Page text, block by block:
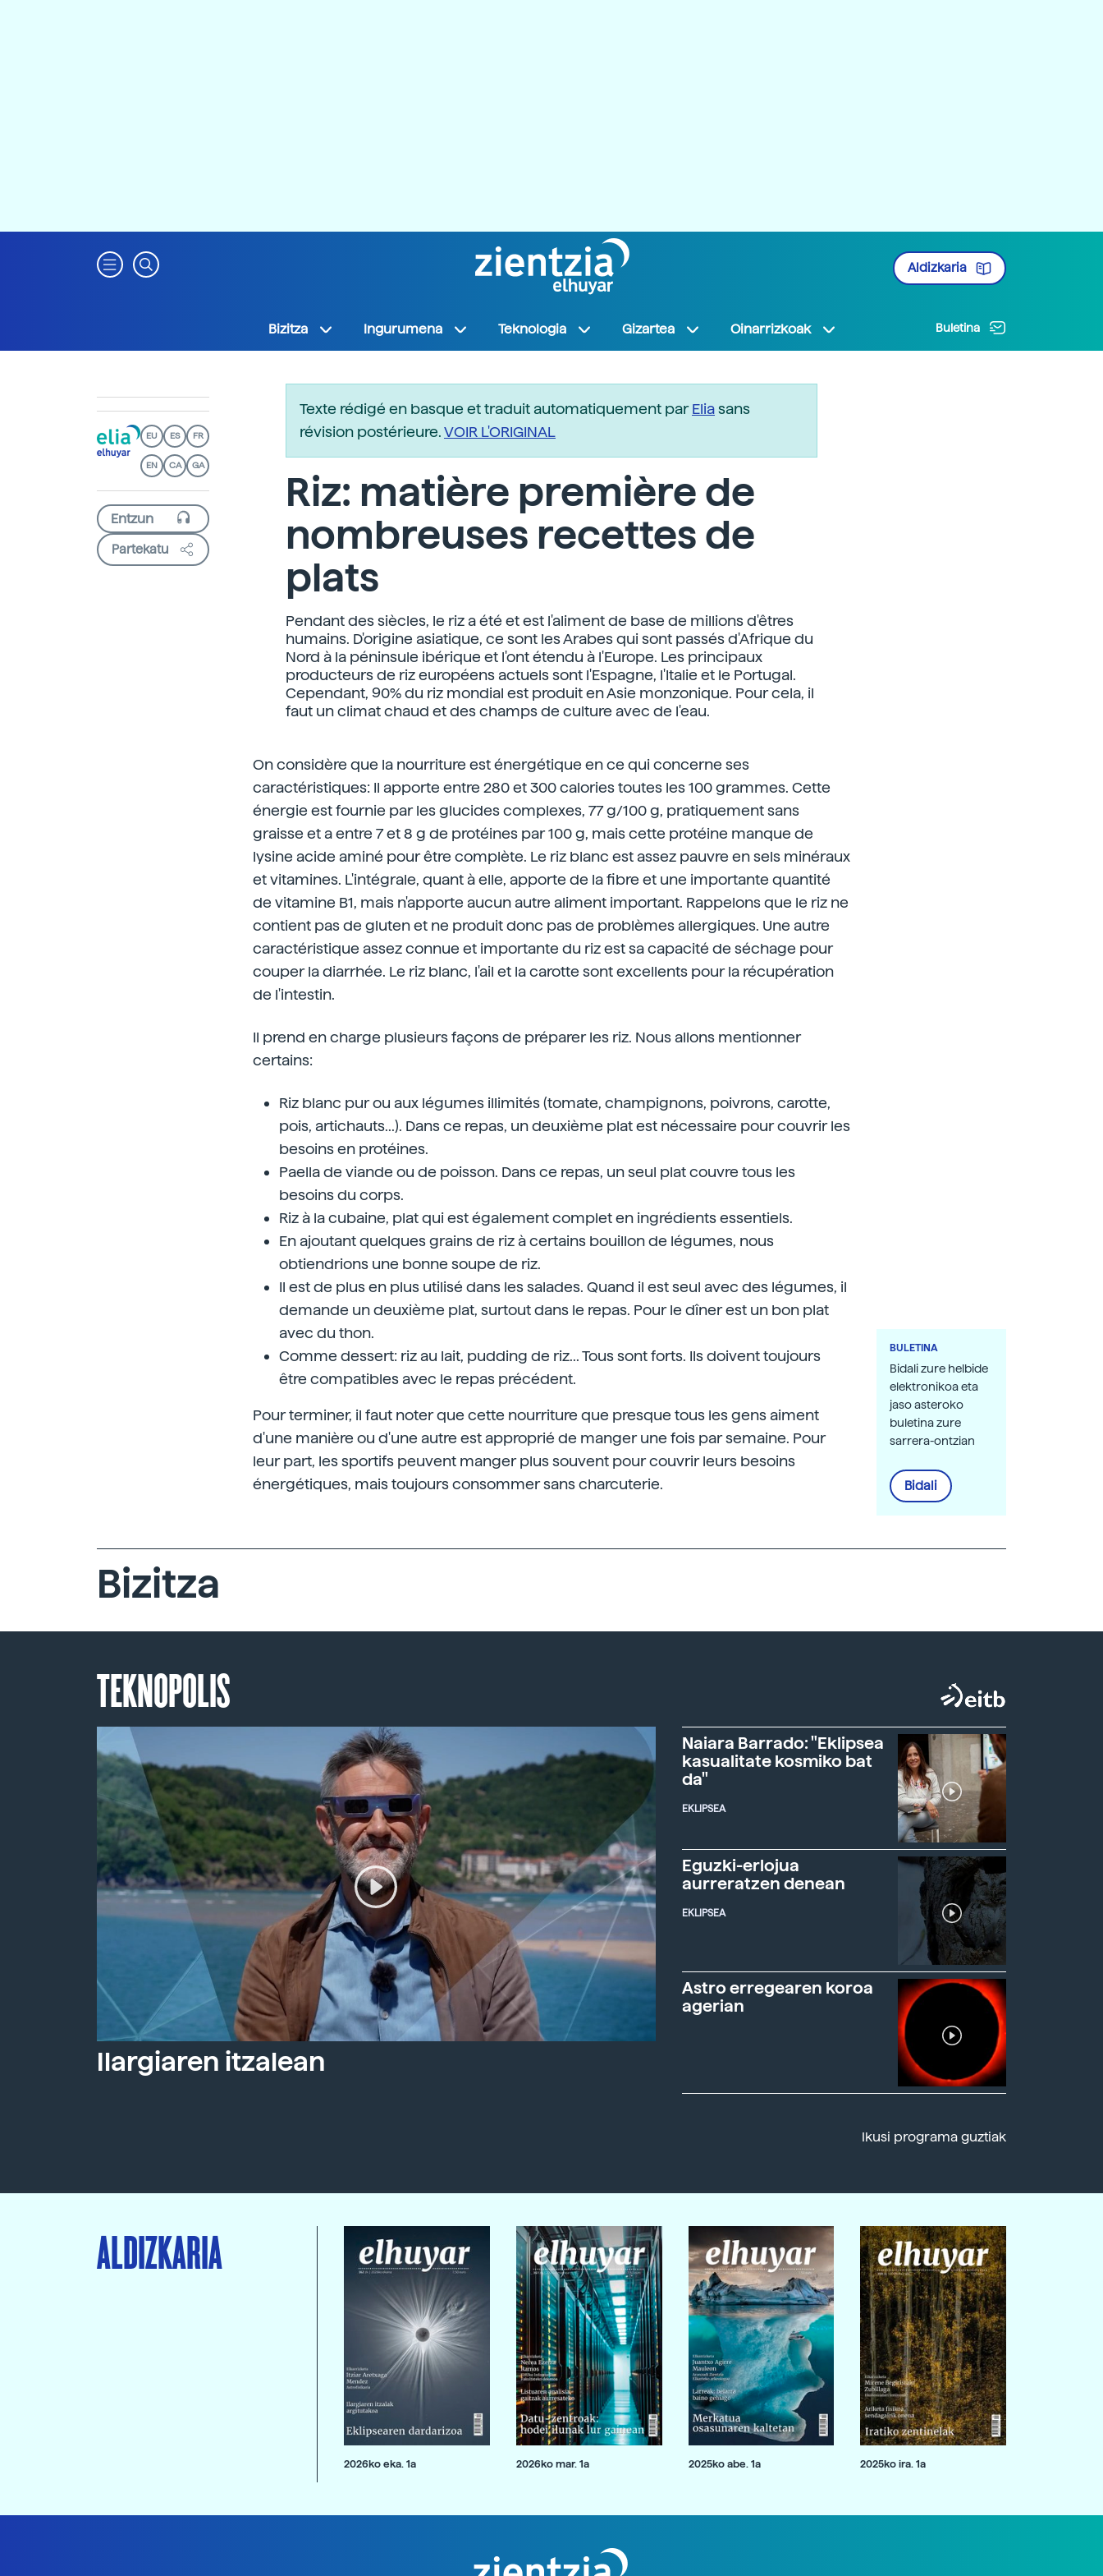
Aldizkaria
Bizitza Ingurumena Teknologia Gizartea Oinarrizkoak Buletina
EU ES FR
EN CA GA
Partekatu
Texte rédigé en basque et traduit automatiquement parEliasans
révision postérieure.VOIR L'ORIGINAL
Riz: matière première de
nombreuses recettes de
plats
Pendant des siècles, le riz a été et est l'aliment de base de millions d'êtres
humains. D'origine asiatique, ce sont les Arabes qui sont passés d'Afrique du
Nord à la péninsule ibérique et l'ont étendu à l'Europe. Les principaux
producteurs de riz européens actuels sont l'Espagne, l'Italie et le Portugal.
Cependant, 90% du riz mondial est produit en Asie monzonique. Pour cela, il
faut un climat chaud et des champs de culture avec de l'eau.
On considère que la nourriture est énergétique en ce qui concerne ses
caractéristiques: Il apporte entre 280 et 300 calories toutes les 100 grammes. Cette
énergie est fournie par les glucides complexes, 77 g/100 g, pratiquement sans
graisse et a entre 7 et 8 g de protéines par 100 g, mais cette protéine manque de
lysine acide aminé pour être complète. Le riz blanc est assez pauvre en sels minéraux
et vitamines. L'intégrale, quant à elle, apporte de la fibre et une importante quantité
de vitamine B1, mais n'apporte aucun autre aliment important. Rappelons que le riz ne
contient pas de gluten et ne produit donc pas de problèmes allergiques. Une autre
caractéristique assez connue et importante du riz est sa capacité de séchage pour
couper la diarrhée. Le riz blanc, l'ail et la carotte sont excellents pour la récupération
de l'intestin.
Il prend en charge plusieurs façons de préparer les riz. Nous allons mentionner
certains:
Riz blanc pur ou aux légumes illimités (tomate, champignons, poivrons, carotte,
pois, artichauts...). Dans ce repas, un deuxième plat est nécessaire pour couvrir les
besoins en protéines.
Paella de viande ou de poisson. Dans ce repas, un seul plat couvre tous les
besoins du corps.
Riz à la cubaine, plat qui est également complet en ingrédients essentiels.
En ajoutant quelques grains de riz à certains bouillon de légumes, nous
obtiendrions une bonne soupe de riz.
Il est de plus en plus utilisé dans les salades. Quand il est seul avec des légumes, il
demande un deuxième plat, surtout dans le repas. Pour le dîner est un bon plat
avec du thon.
Comme dessert: riz au lait, pudding de riz... Tous sont forts. Ils doivent toujours
être compatibles avec le repas précédent.
Pour terminer, il faut noter que cette nourriture que presque tous les gens aiment
d'une manière ou d'une autre est approprié de manger une fois par semaine. Pour
leur part, les sportifs peuvent manger plus souvent pour couvrir leurs besoins
énergétiques, mais toujours consommer sans charcuterie.
BULETINA
Bidali zure helbide
elektronikoa eta
jaso asteroko
buletina zure
sarrera-ontzian
Bidali
Bizitza
TEKNOPOLIS
Ilargiaren itzalean
Naiara Barrado: "Eklipsea
kasualitate kosmiko bat
da"
EKLIPSEA
Eguzki-erlojua
aurreratzen denean
EKLIPSEA
Astro erregearen koroa
agerian
Ikusi programa guztiak
ALDIZKARIA
2026ko eka. 1a 2026ko mar. 1a 2025ko abe. 1a 2025ko ira. 1a